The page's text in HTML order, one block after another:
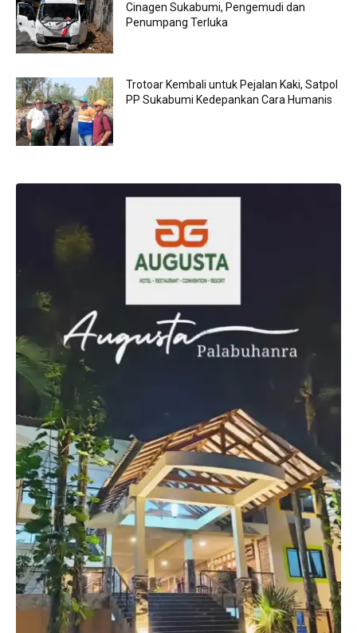
Cinagen Sukabumi, Pengemudi dan
Penumpang Terluka
Trotoar Kembali untuk Pejalan Kaki, Satpol
PP Sukabumi Kedepankan Cara Humanis